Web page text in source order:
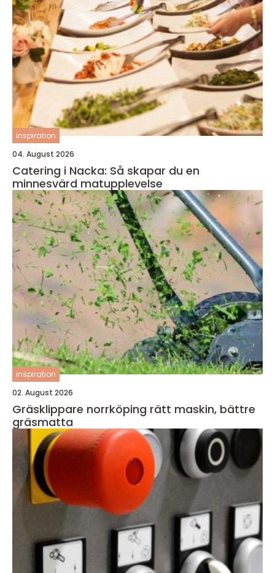
inspiration
04. August 2026
Catering i Nacka: Så skapar du en
minnesvärd matupplevelse
inspiration
02. August 2026
Gräsklippare norrköping rätt maskin, bättre
gräsmatta